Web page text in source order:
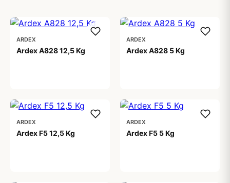
ARDEX
Ardex A828 12,5 Kg
ARDEX
Ardex A828 5 Kg
ARDEX
Ardex F5 12,5 Kg
ARDEX
Ardex F5 5 Kg